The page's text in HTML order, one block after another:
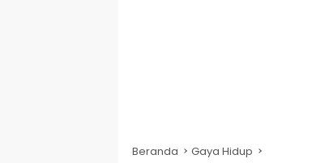
Beranda Gaya Hidup